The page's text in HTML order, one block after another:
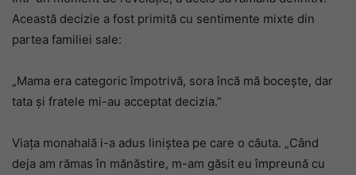
Această decizie a fost primită cu sentimente mixte din
partea familiei sale:
„Mama era categoric împotrivă, sora încă mă bocește, dar
tata și fratele mi-au acceptat decizia.”
Viața monahală i-a adus liniștea pe care o căuta. „Când
deja am rămas în mănăstire, m-am găsit eu împreună cu